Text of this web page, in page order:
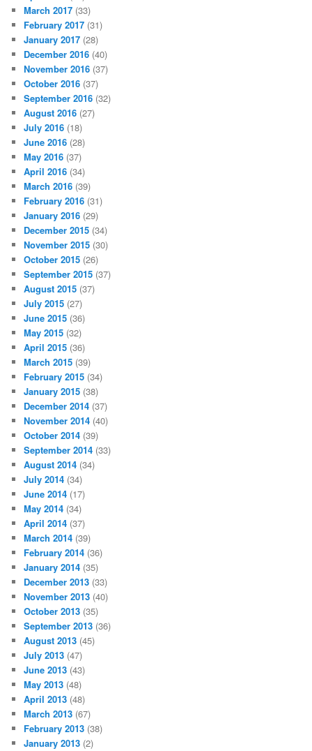
March 2017 (33)
February 2017 (31)
January 2017 (28)
December 2016 (40)
November 2016 (37)
October 2016 (37)
September 2016 (32)
August 2016 (27)
July 2016 (18)
June 2016 (28)
May 2016 (37)
April 2016 (34)
March 2016 (39)
February 2016 (31)
January 2016 (29)
December 2015 (34)
November 2015 (30)
October 2015 (26)
September 2015 (37)
August 2015 (37)
July 2015 (27)
June 2015 (36)
May 2015 (32)
April 2015 (36)
March 2015 (39)
February 2015 (34)
January 2015 (38)
December 2014 (37)
November 2014 (40)
October 2014 (39)
September 2014 (33)
August 2014 (34)
July 2014 (34)
June 2014 (17)
May 2014 (34)
April 2014 (37)
March 2014 (39)
February 2014 (36)
January 2014 (35)
December 2013 (33)
November 2013 (40)
October 2013 (35)
September 2013 (36)
August 2013 (45)
July 2013 (47)
June 2013 (43)
May 2013 (48)
April 2013 (48)
March 2013 (67)
February 2013 (38)
January 2013 (2)